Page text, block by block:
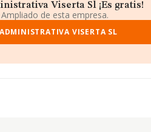
Viserta Sl ¡Es gratis!
de esta empresa.
VISERTA SL